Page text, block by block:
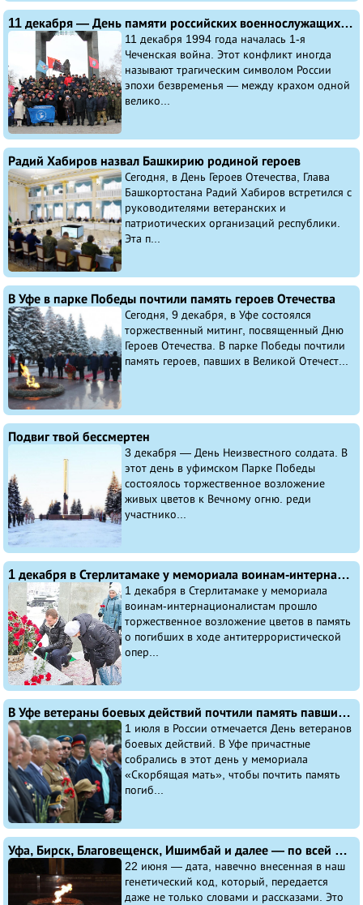
11 декабря — День памяти российских военнослужащих, погибших в ходе контртеррористической операции на Северном Кавказе
11 декабря 1994 года началась 1-я
Чеченская война. Этот конфликт иногда
называют трагическим символом России
эпохи безвременья — между крахом одной
велико...
Радий Хабиров назвал Башкирию родиной героев
Сегодня, в День Героев Отечества, Глава
Башкортостана Радий Хабиров встретился с
руководителями ветеранских и
патриотических организаций республики.
Эта п...
В Уфе в парке Победы почтили память героев Отечества
Сегодня, 9 декабря, в Уфе состоялся
торжественный митинг, посвященный Дню
Героев Отечества. В парке Победы почтили
память героев, павших в Великой Отечест...
Подвиг твой бессмертен
3 декабря — День Неизвестного солдата. В
этот день в уфимском Парке Победы
состоялось торжественное возложение
живых цветов к Вечному огню. реди
участнико...
1 декабря в Стерлитамаке у мемориала воинам-интернационалистам прошло торжественное возложение цветов
1 декабря в Стерлитамаке у мемориала
воинам-интернационалистам прошло
торжественное возложение цветов в память
о погибших в ходе антитеррористической
опер...
В Уфе ветераны боевых действий почтили память павших товарищей у мемориала «Скорбящая мать»
1 июля в России отмечается День ветеранов
боевых действий. В Уфе причастные
собрались в этот день у мемориала
«Скорбящая мать», чтобы почтить память
погиб...
Уфа, Бирск, Благовещенск, Ишимбай и далее — по всей Башкирии почтили память тех, кто 22 июня 1941 года первыми вступили в сражение с ненавистным врагом, всех героев и участников Великой Отечественной войны…
22 июня — дата, навечно внесенная в наш
генетический код, который, передается
даже не только словами и рассказами. Это